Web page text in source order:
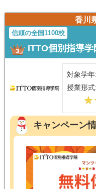
香川
信頼の全国1100校
ITTO個別指導学
対象学年:
授業形式:
キャンペーン